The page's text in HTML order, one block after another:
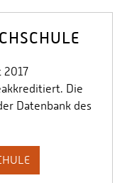
2017
Die
Datenbank des